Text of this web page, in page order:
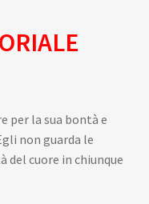
per la sua bontà e
non guarda le
del cuore in chiunque